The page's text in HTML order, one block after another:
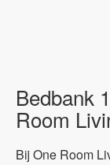
Bedbank
Room
Bij One Room